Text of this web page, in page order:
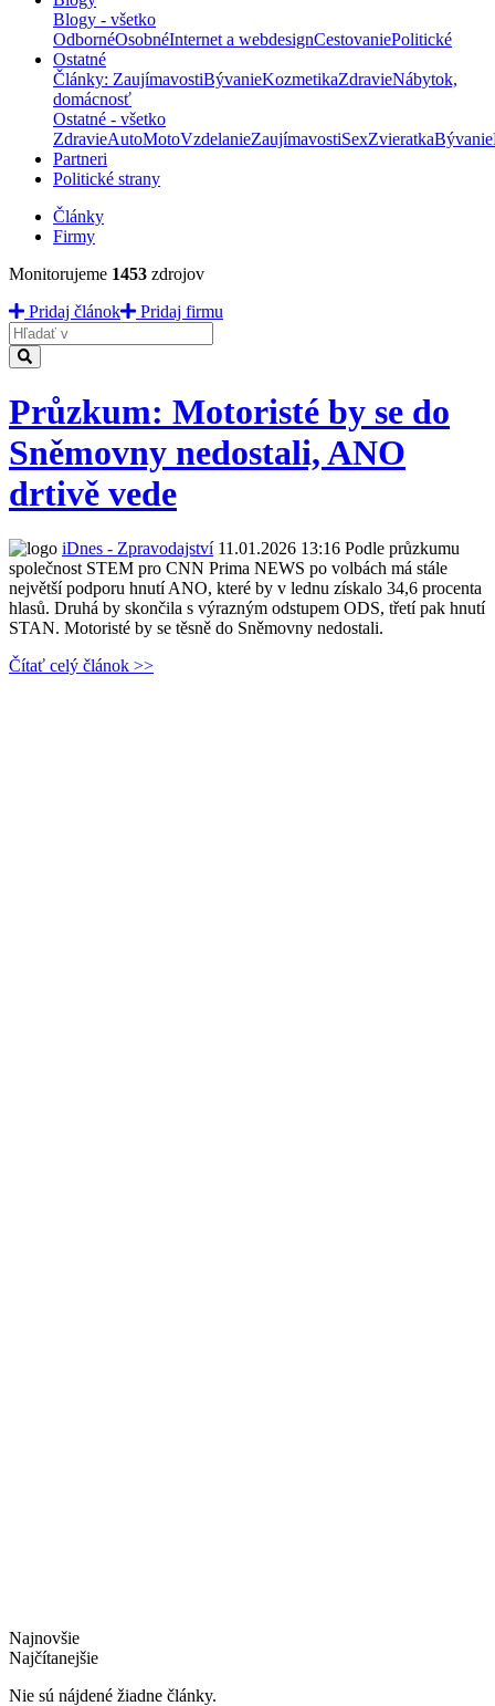
Blogy - všetko
OdbornéOsobnéInternet a webdesignCestovaniePolitické
Ostatné
Články: ZaujímavostiBývanieKozmetikaZdravieNábytok,
domácnosť
Ostatné - všetko
ZdravieAutoMotoVzdelanieZaujímavostiSexZvieratkaBývanie
Partneri
Politické strany
Články
Firmy
Monitorujeme 1453 zdrojov
Pridaj článok
Pridaj firmu
Hladať
Průzkum: Motoristé by se do
Sněmovny nedostali, ANO
drtivě vede
iDnes - Zpravodajství 11.01.2026 13:16 Podle průzkumu
společnost STEM pro CNN Prima NEWS po volbách má stále
největší podporu hnutí ANO, které by v lednu získalo 34,6 procenta
hlasů. Druhá by skončila s výrazným odstupem ODS, třetí pak hnutí
STAN. Motoristé by se těsně do Sněmovny nedostali.
Čítať celý článok >>
Najnovšie
Najčítanejšie
Nie sú nájdené žiadne články.